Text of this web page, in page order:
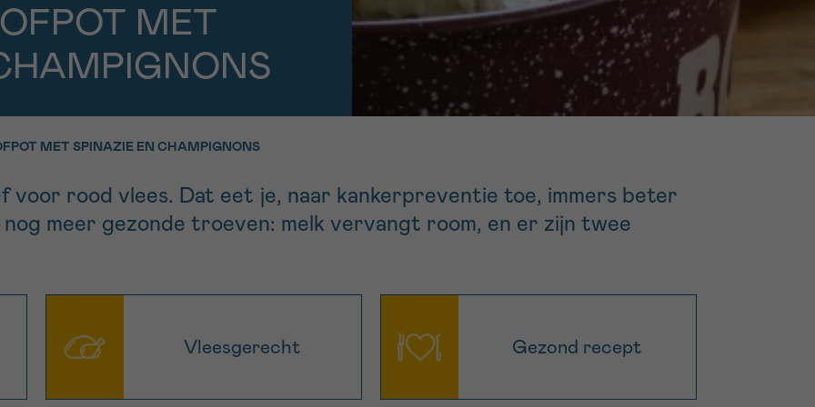
MET
MET SPINAZIE EN CHAMPIGNONS
voor rood vlees. Dat eet je, naar kankerpreventie toe, immers beter
meer gezonde troeven: melk vervangt room, en er zijn twee
Vleesgerecht Gezond recept
tot 18u
contactformulier
nieuwsbrief
Verder